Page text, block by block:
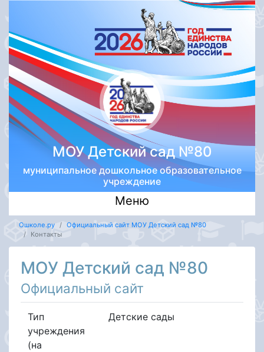
МОУ Детский сад №80
муниципальное дошкольное образовательное
учреждение
Меню
Ошколе.ру
Официальный сайт МОУ Детский сад №80
Контакты
МОУ Детский сад №80
Официальный сайт
Тип
учреждения
(на
Детские сады